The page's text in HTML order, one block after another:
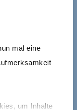
mal eine
um Inhalte
nimmt
zum